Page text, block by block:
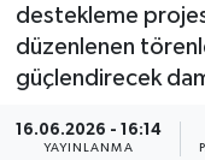
destekleme
düzenlenen
güçlendirecek
16.06.2026 - 16:14
YAYINLANMA